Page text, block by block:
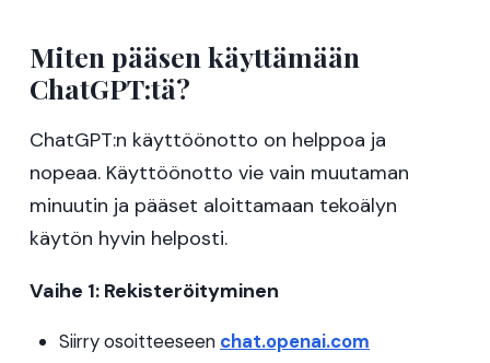
Miten pääsen käyttämään
ChatGPT:tä?
ChatGPT:n käyttöönotto on helppoa ja
nopeaa. Käyttöönotto vie vain muutaman
minuutin ja pääset aloittamaan tekoälyn
käytön hyvin helposti.
Vaihe 1: Rekisteröityminen
Siirry osoitteeseen chat.openai.com